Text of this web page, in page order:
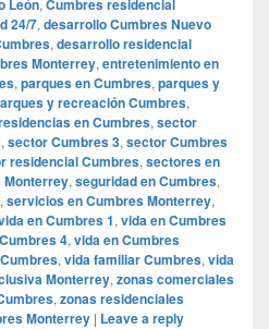
León Cumbres residencial
24/7, desarrollo Cumbres Nuevo
, desarrollo residencial
Monterrey, entretenimiento en
, parques en Cumbres, parques y
y recreación Cumbres,
en Cumbres, sector
, sector Cumbres 3, sector Cumbres
residencial Cumbres, sectores en
Monterrey, seguridad en Cumbres,
, servicios en Cumbres Monterrey,
en Cumbres 1, vida en Cumbres
4, vida en Cumbres
, vida familiar Cumbres, vida
Monterrey, zonas comerciales
, zonas residenciales
Monterrey | Leave a reply